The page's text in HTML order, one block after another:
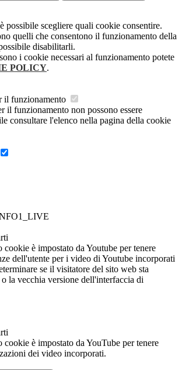
possibile scegliere quali cookie consentire.
quelli che consentono il funzionamento della
disabilitarli.
i cookie necessari al funzionamento potete
POLICY.
il funzionamento
il funzionamento non possono essere
consultare l'elenco nella pagina della cookie
cookie è impostato da Youtube per tenere
dell'utente per i video di Youtube incorporati
se il visitatore del sito web sta
la vecchia versione dell'interfaccia di
cookie è impostato da YouTube per tenere
dei video incorporati.